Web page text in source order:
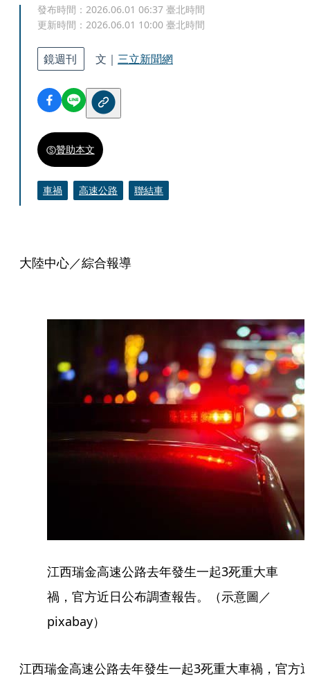
發布時間： 2026.06.01 06:37 臺北時間
更新時間： 2026.06.01 10:00 臺北時間
鏡週刊 文｜ 三立新聞網
贊助本文
車禍 高速公路 聯結車
大陸中心／綜合報導
江西瑞金高速公路去年發生一起3死重大車
禍，官方近日公布調查報告。（示意圖／
pixabay）
江西瑞金高速公路去年發生一起3死重大車禍，官方